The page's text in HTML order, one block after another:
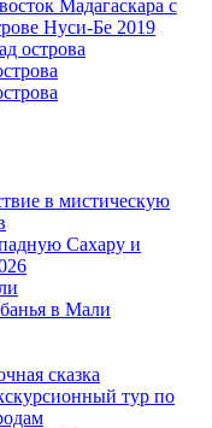
Мадагаскара с
Нуси-Бе 2019
острова
в мистическую
Сахару и
в Мали
сказка
тур по